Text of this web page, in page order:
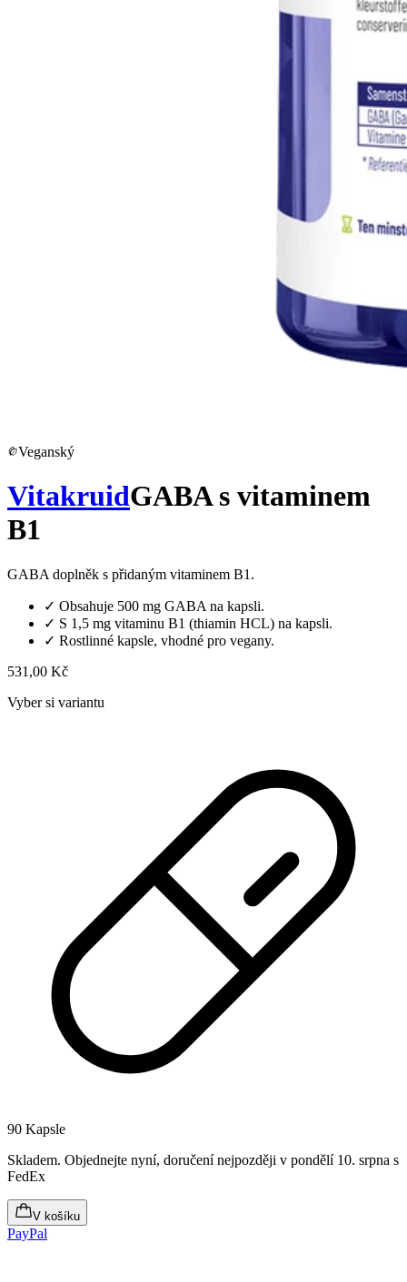
Veganský
VitakruidGABA s vitaminem
B1
GABA doplněk s přidaným vitaminem B1.
✓ Obsahuje 500 mg GABA na kapsli.
✓ S 1,5 mg vitaminu B1 (thiamin HCL) na kapsli.
✓ Rostlinné kapsle, vhodné pro vegany.
531,00 Kč
Vyber si variantu
90 Kapsle
Skladem. Objednejte nyní, doručení nejpozději v pondělí 10. srpna s
FedEx
V košíku
PayPal